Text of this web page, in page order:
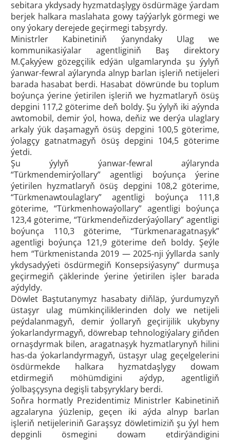
sebitara ykdysady hyzmatdaşlygy ösdürmäge ýardam
berjek halkara maslahata gowy taýýarlyk görmegi we
ony ýokary derejede geçirmegi tabşyrdy.
Ministrler Kabinetiniň ýanyndaky Ulag we
kommunikasiýalar agentliginiň Baş direktory
M.Çakyýew gözegçilik edýän ulgamlarynda şu ýylyň
ýanwar-fewral aýlarynda alnyp barlan işleriň netijeleri
barada hasabat berdi. Hasabat döwründe bu toplum
boýunça ýerine ýetirilen işleriň we hyzmatlaryň ösüş
depgini 117,2 göterime deň boldy. Şu ýylyň iki aýynda
awtomobil, demir ýol, howa, deňiz we derýa ulaglary
arkaly ýük daşamagyň ösüş depgini 100,5 göterime,
ýolagçy gatnatmagyň ösüş depgini 104,5 göterime
ýetdi.
Şu ýylyň ýanwar-fewral aýlarynda
“Türkmendemirýollary” agentligi boýunça ýerine
ýetirilen hyzmatlaryň ösüş depgini 108,2 göterime,
“Türkmenawtoulaglary” agentligi boýunça 111,8
göterime, “Türkmenhowaýollary” agentligi boýunça
123,4 göterime, “Türkmendeňizderýaýollary” agentligi
boýunça 110,3 göterime, “Türkmenaragatnaşyk”
agentligi boýunça 121,9 göterime deň boldy. Şeýle
hem “Türkmenistanda 2019 — 2025-nji ýyllarda sanly
ykdysadyýeti ösdürmegiň Konsepsiýasyny” durmuşa
geçirmegiň çäklerinde ýerine ýetirilen işler barada
aýdyldy.
Döwlet Baştutanymyz hasabaty diňläp, ýurdumyzyň
üstaşyr ulag mümkinçiliklerinden doly we netijeli
peýdalanmagyň, demir ýollaryň geçirijilik ukybyny
ýokarlandyrmagyň, döwrebap tehnologiýalary giňden
ornaşdyrmak bilen, aragatnaşyk hyzmatlarynyň hilini
has-da ýokarlandyrmagyň, üstaşyr ulag geçelgelerini
ösdürmekde halkara hyzmatdaşlygy dowam
etdirmegiň möhümdigini aýdyp, agentligiň
ýolbaşçysyna degişli tabşyryklary berdi.
Soňra hormatly Prezidentimiz Ministrler Kabinetiniň
agzalaryna ýüzlenip, geçen iki aýda alnyp barlan
işleriň netijeleriniň Garaşsyz döwletimiziň şu ýyl hem
depginli ösmegini dowam etdirýändigini